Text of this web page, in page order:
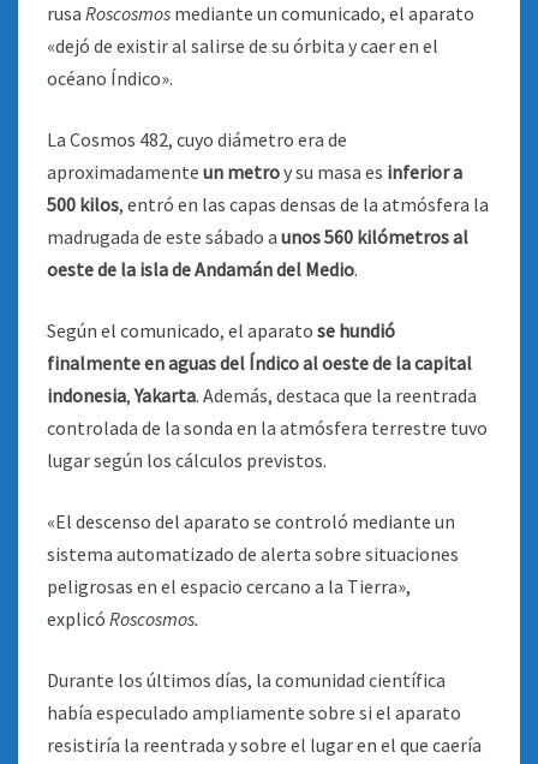
rusa Roscosmos mediante un comunicado, el aparato
«dejó de existir al salirse de su órbita y caer en el
océano Índico».
La Cosmos 482, cuyo diámetro era de
aproximadamente un metroy su masa es inferior a
500 kilos, entró en las capas densas de la atmósfera la
madrugada de este sábado a unos 560 kilómetros al
oeste de la isla de Andamán del Medio.
Según el comunicado, el aparato se hundió
finalmente en aguas del Índico al oeste de la capital
indonesia,Yakarta. Además, destaca que la reentrada
controlada de la sonda en la atmósfera terrestre tuvo
lugar según los cálculos previstos.
«El descenso del aparato se controló mediante un
sistema automatizado de alerta sobre situaciones
peligrosas en el espacio cercano a la Tierra»,
explicó Roscosmos.
Durante los últimos días, la comunidad científica
había especulado ampliamente sobre si el aparato
resistiría la reentrada y sobre el lugar en el que caería